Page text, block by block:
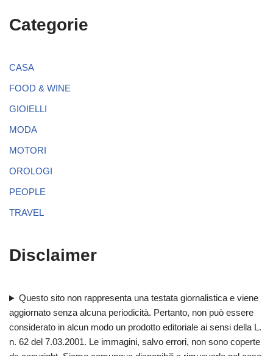
Categorie
CASA
FOOD & WINE
GIOIELLI
MODA
MOTORI
OROLOGI
PEOPLE
TRAVEL
Disclaimer
Questo sito non rappresenta una testata giornalistica e viene
aggiornato senza alcuna periodicità. Pertanto, non può essere
considerato in alcun modo un prodotto editoriale ai sensi della L.
n. 62 del 7.03.2001. Le immagini, salvo errori, non sono coperte